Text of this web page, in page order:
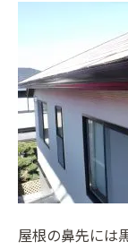
屋根の鼻先には